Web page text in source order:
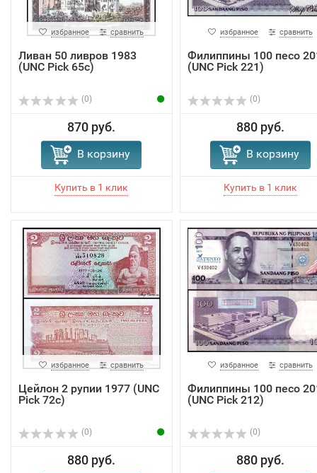
избранное сравнить
Ливан 50 ливров 1983
(UNC Pick 65c)
(0)
870 руб.
В корзину
избранное сравнить
Филиппины 100 песо
(UNC Pick 221)
(0)
880 руб.
В корзину
избранное сравнить
Цейлон 2 рупии 1977 (UNC
Pick 72с)
(0)
880 руб.
избранное сравнить
Филиппины 100 песо
(UNC Pick 212)
(0)
880 руб.